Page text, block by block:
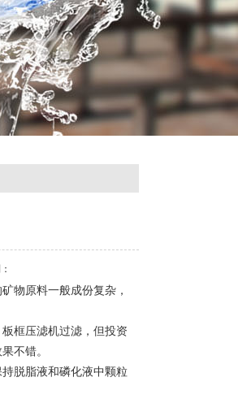
物原料一般成份复杂，
框压滤机过滤，但投资
不错。
脱脂液和磷化液中颗粒